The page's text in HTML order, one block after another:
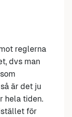
reglerna
dvs man
är det ju
hela tiden.
för